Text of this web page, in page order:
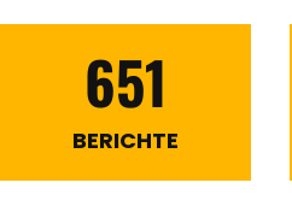
651
BERICHTE